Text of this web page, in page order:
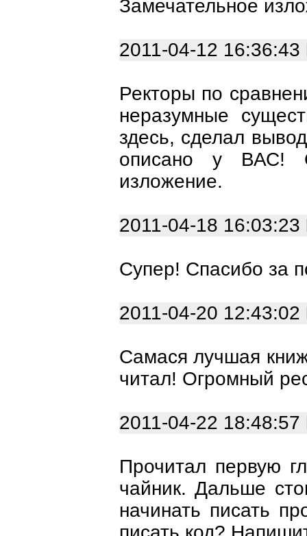
Замечательное
2011-04-12 16:36:43
Ректоры по
неразумные
здесь, сделал
описано у ВАС!
изложение.
2011-04-18 16:03:23
Супер! Спасибо за
2011-04-20 12:43:02
Самася лучшая
читал! Огромный
2011-04-22 18:48:57
Прочитал первую
чайник. Дальше
начинать писать